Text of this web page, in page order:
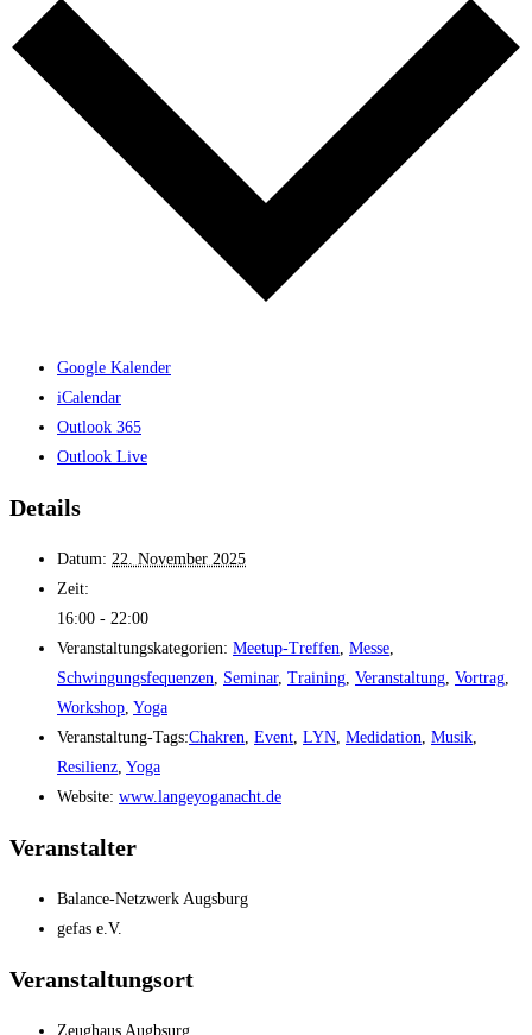
Google Kalender
iCalendar
Outlook 365
Outlook Live
Details
Datum: 22. November 2025
Zeit:
16:00 - 22:00
Veranstaltungskategorien: Meetup-Treffen Messe
Schwingungsfequenzen
Seminar, Training Veranstaltung Vortrag
Workshop Yoga
Veranstaltung-Tags:Chakren Event LYN Medidation Musik
Resilienz Yoga
Website: www.langeyoganacht.de
Veranstalter
Balance-Netzwerk Augsburg
gefas e.V.
Veranstaltungsort
Zeughaus Augbsurg